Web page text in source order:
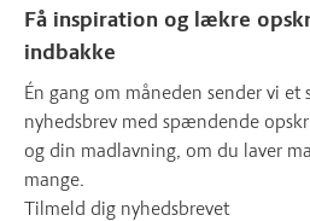
Få inspiration og lækre
indbakke
Én gang om måneden sender vi
nyhedsbrev med spændende
og din madlavning, om du laver
mange.
Tilmeld dig nyhedsbrevet